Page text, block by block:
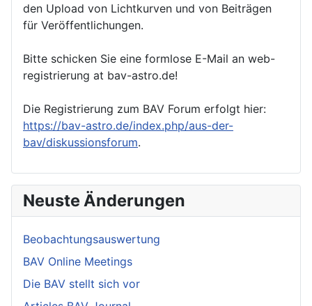
den Upload von Lichtkurven und von Beiträgen
für Veröffentlichungen.
Bitte schicken Sie eine formlose E-Mail an web-
registrierung at bav-astro.de!
Die Registrierung zum BAV Forum erfolgt hier:
https://bav-astro.de/index.php/aus-der-
bav/diskussionsforum.
Neuste Änderungen
Beobachtungsauswertung
BAV Online Meetings
Die BAV stellt sich vor